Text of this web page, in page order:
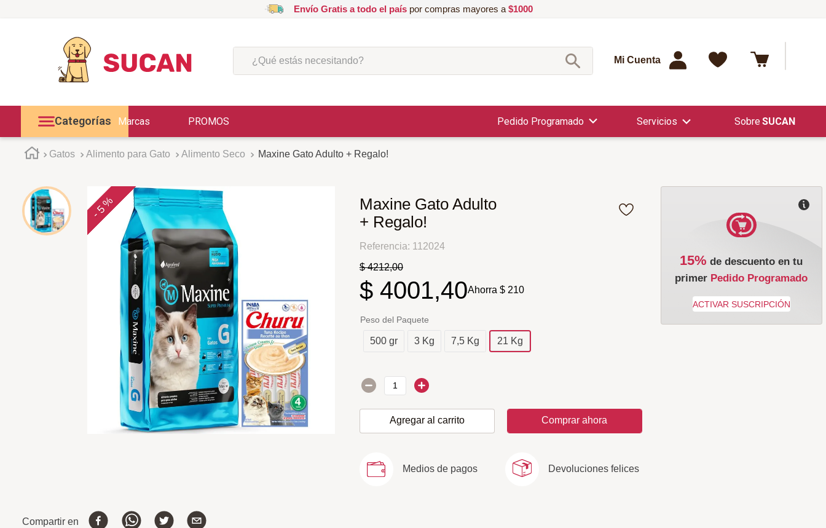
Envío Gratis a todo el paíspor compras mayores a $1000
¿Qué estás necesitando?
Mi Cuenta
Categorías Marcas PROMOS Pedido Programado Servicios SUCAN
Gatos Alimento para Gato Alimento Seco Maxine Gato Adulto + Regalo!
-
5 %
Maxine Gato Adulto
+ Regalo!
Referencia: 112024
$ 4212,00
$ 4001,40Ahorra $ 210
Peso del Paquete
500 gr 3 Kg 7,5 Kg 21 Kg
Agregar al carrito Comprar ahora
15% de descuento en tu
primer Pedido Programado
Medios de pagos Devoluciones felices
Compartir en